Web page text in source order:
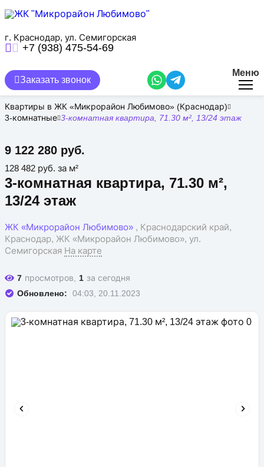
содержанию
г. Краснодар, ул. Семигорская
+7 (938) 475-54-69
Заказать звонок
Меню
Квартиры в ЖК «Микрорайон Любимово» (Краснодар)
3-комнатные 3-комнатная квартира, 71.30 м², 13/24 этаж
3-комнатная квартира, 71.30 м²,
13/24 этаж
9 122 280 руб.
ЖК «Микрорайон Любимово» , Краснодарский край,
Краснодар, ЖК «Микрорайон Любимово», ул.
Семигорская На карте
128 482 руб. за м²
7 просмотров, 1 за сегодня
Обновлено:
04:03, 20.11.2023